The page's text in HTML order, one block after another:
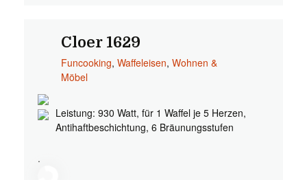
Cloer 1629
Funcooking, Waffeleisen, Wohnen &
Möbel
Leistung: 930 Watt, für 1 Waffel je 5 Herzen,
Antihaftbeschichtung, 6 Bräunungsstufen
.